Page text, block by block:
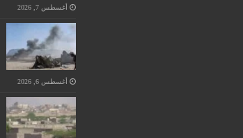
أغسطس 7, 2026
أغسطس 6, 2026